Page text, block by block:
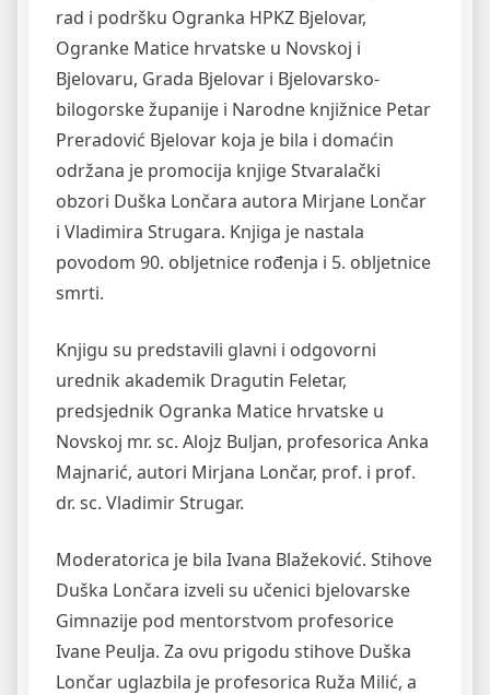
rad i podršku Ogranka HPKZ Bjelovar,
Ogranke Matice hrvatske u Novskoj i
Bjelovaru, Grada Bjelovar i Bjelovarsko-
bilogorske županije i Narodne knjižnice Petar
Preradović Bjelovar koja je bila i domaćin
održana je promocija knjige Stvaralački
obzori Duška Lončara autora Mirjane Lončar
i Vladimira Strugara. Knjiga je nastala
povodom 90. obljetnice rođenja i 5. obljetnice
smrti.
Knjigu su predstavili glavni i odgovorni
urednik akademik Dragutin Feletar,
predsjednik Ogranka Matice hrvatske u
Novskoj mr. sc. Alojz Buljan, profesorica Anka
Majnarić, autori Mirjana Lončar, prof. i prof.
dr. sc. Vladimir Strugar.
Moderatorica je bila Ivana Blažeković. Stihove
Duška Lončara izveli su učenici bjelovarske
Gimnazije pod mentorstvom profesorice
Ivane Peulja. Za ovu prigodu stihove Duška
Lončar uglazbila je profesorica Ruža Milić, a